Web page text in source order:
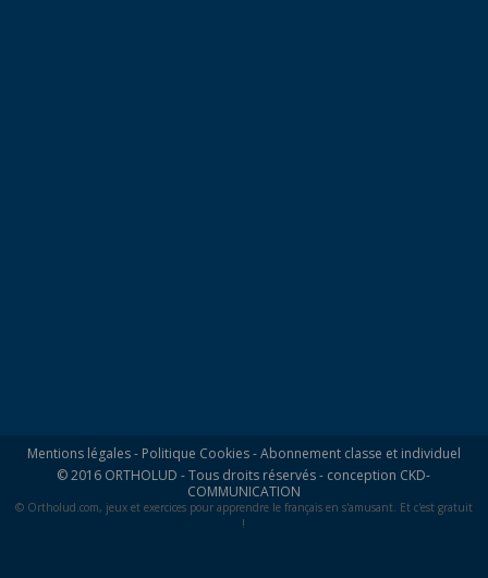
Mentions légales- Politique Cookies-Abonnement classe et individuel
© 2016 ORTHOLUD - Tous droits réservés - conception CKD-
COMMUNICATION
© Ortholud.com, jeux et exercices pour apprendre le français en s'amusant. Et c'est gratuit
!